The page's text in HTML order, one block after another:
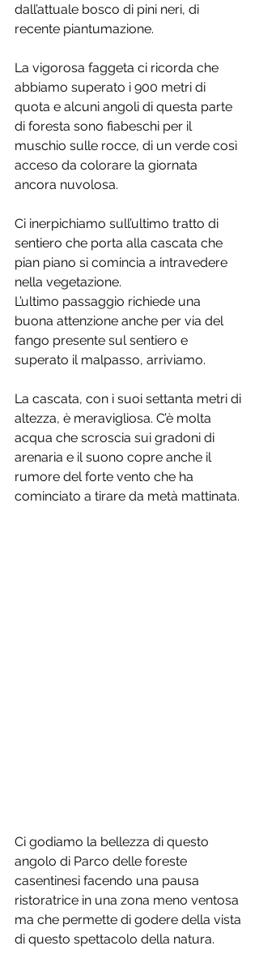
dall’attuale bosco di pini neri, di
recente piantumazione.
La vigorosa faggeta ci ricorda che
abbiamo superato i 900 metri di
quota e alcuni angoli di questa parte
di foresta sono fiabeschi per il
muschio sulle rocce, di un verde così
acceso da colorare la giornata
ancora nuvolosa.
Ci inerpichiamo sull’ultimo tratto di
sentiero che porta alla cascata che
pian piano si comincia a intravedere
nella vegetazione.
L’ultimo passaggio richiede una
buona attenzione anche per via del
fango presente sul sentiero e
superato il malpasso, arriviamo.
La cascata, con i suoi settanta metri di
altezza, è meravigliosa. C’è molta
acqua che scroscia sui gradoni di
arenaria e il suono copre anche il
rumore del forte vento che ha
cominciato a tirare da metà mattinata.
Ci godiamo la bellezza di questo
angolo di Parco delle foreste
casentinesi facendo una pausa
ristoratrice in una zona meno ventosa
ma che permette di godere della vista
di questo spettacolo della natura.